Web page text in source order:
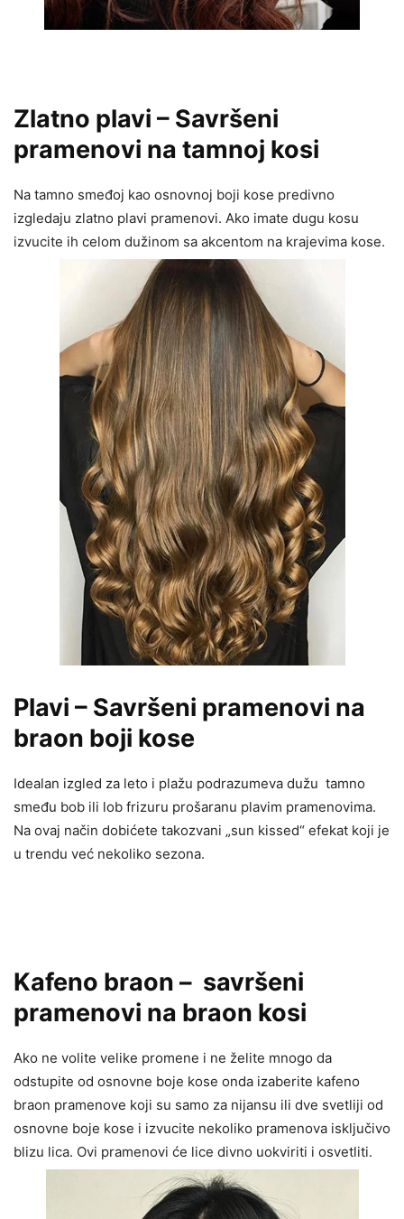
Zlatno plavi – Savršeni
pramenovi na tamnoj kosi
Na tamno smeđoj kao osnovnoj boji kose predivno
izgledaju zlatno plavi pramenovi. Ako imate dugu kosu
izvucite ih celom dužinom sa akcentom na krajevima kose.
Plavi – Savršeni pramenovi na
braon boji kose
Idealan izgled za leto i plažu podrazumeva dužu tamno
smeđu bob ili lob frizuru prošaranu plavim pramenovima.
Na ovaj način dobićete takozvani „sun kissed“ efekat koji je
u trendu već nekoliko sezona.
Kafeno braon – savršeni
pramenovi na braon kosi
Ako ne volite velike promene i ne želite mnogo da
odstupite od osnovne boje kose onda izaberite kafeno
braon pramenove koji su samo za nijansu ili dve svetliji od
osnovne boje kose i izvucite nekoliko pramenova isključivo
blizu lica. Ovi pramenovi će lice divno uokviriti i osvetliti.